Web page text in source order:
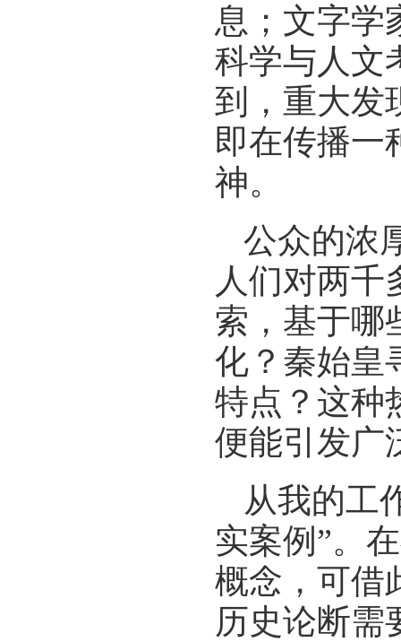
息；文字
科学与人文
到，重大发
即在传播一
神。
公众的浓
人们对两千
索，基于哪
化？秦始皇
特点？这种
便能引发广
从我的工
实案例”。
概念，可借
历史论断需